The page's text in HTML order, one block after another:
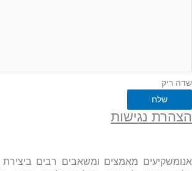
שדה ריק
שלח
הצהרת נגישות
אנומשקיעים מאמצים ומשאבים רבים ביצירת